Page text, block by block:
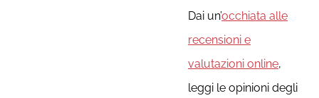
Dai un’occhiata alle
recensioni e
valutazioni online,
leggi le opinioni degli